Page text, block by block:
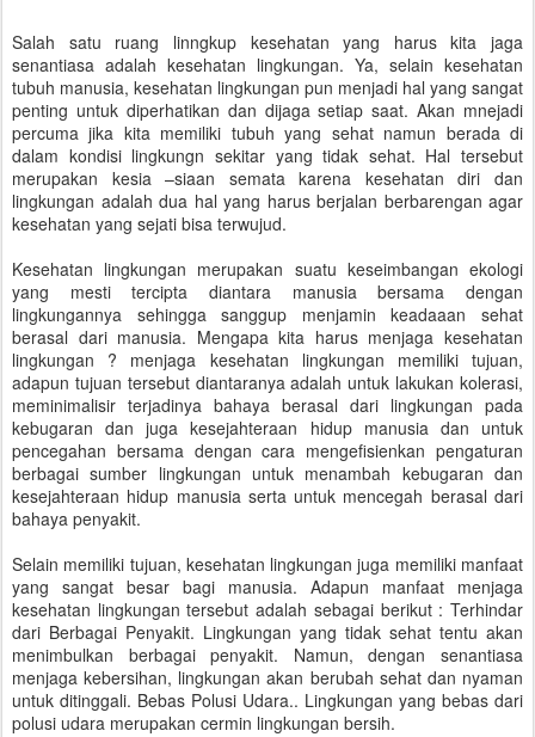
Salah satu ruang linngkup kesehatan yang harus kita jaga
senantiasa adalah kesehatan lingkungan. Ya, selain kesehatan
tubuh manusia, kesehatan lingkungan pun menjadi hal yang sangat
penting untuk diperhatikan dan dijaga setiap saat. Akan mnejadi
percuma jika kita memiliki tubuh yang sehat namun berada di
dalam kondisi lingkungn sekitar yang tidak sehat. Hal tersebut
merupakan kesia –siaan semata karena kesehatan diri dan
lingkungan adalah dua hal yang harus berjalan berbarengan agar
kesehatan yang sejati bisa terwujud.
Kesehatan lingkungan merupakan suatu keseimbangan ekologi
yang mesti tercipta diantara manusia bersama dengan
lingkungannya sehingga sanggup menjamin keadaaan sehat
berasal dari manusia. Mengapa kita harus menjaga kesehatan
lingkungan ? menjaga kesehatan lingkungan memiliki tujuan,
adapun tujuan tersebut diantaranya adalah untuk lakukan kolerasi,
meminimalisir terjadinya bahaya berasal dari lingkungan pada
kebugaran dan juga kesejahteraan hidup manusia dan untuk
pencegahan bersama dengan cara mengefisienkan pengaturan
berbagai sumber lingkungan untuk menambah kebugaran dan
kesejahteraan hidup manusia serta untuk mencegah berasal dari
bahaya penyakit.
Selain memiliki tujuan, kesehatan lingkungan juga memiliki manfaat
yang sangat besar bagi manusia. Adapun manfaat menjaga
kesehatan lingkungan tersebut adalah sebagai berikut : Terhindar
dari Berbagai Penyakit. Lingkungan yang tidak sehat tentu akan
menimbulkan berbagai penyakit. Namun, dengan senantiasa
menjaga kebersihan, lingkungan akan berubah sehat dan nyaman
untuk ditinggali. Bebas Polusi Udara.. Lingkungan yang bebas dari
polusi udara merupakan cermin lingkungan bersih.